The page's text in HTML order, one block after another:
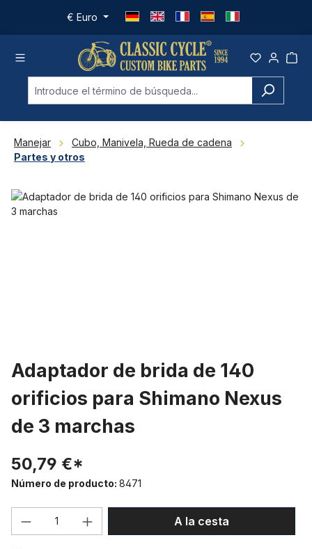
Saltar al contenido principal
€ Euro
Manejar
Cubo, Manivela, Rueda de cadena
Partes y otros
Omitir galería de imágenes
Adaptador de brida de 140
orificios para Shimano Nexus
de 3 marchas
50,79 €*
Número de producto: 8471
Cantidad del producto: introduce la
A la cesta